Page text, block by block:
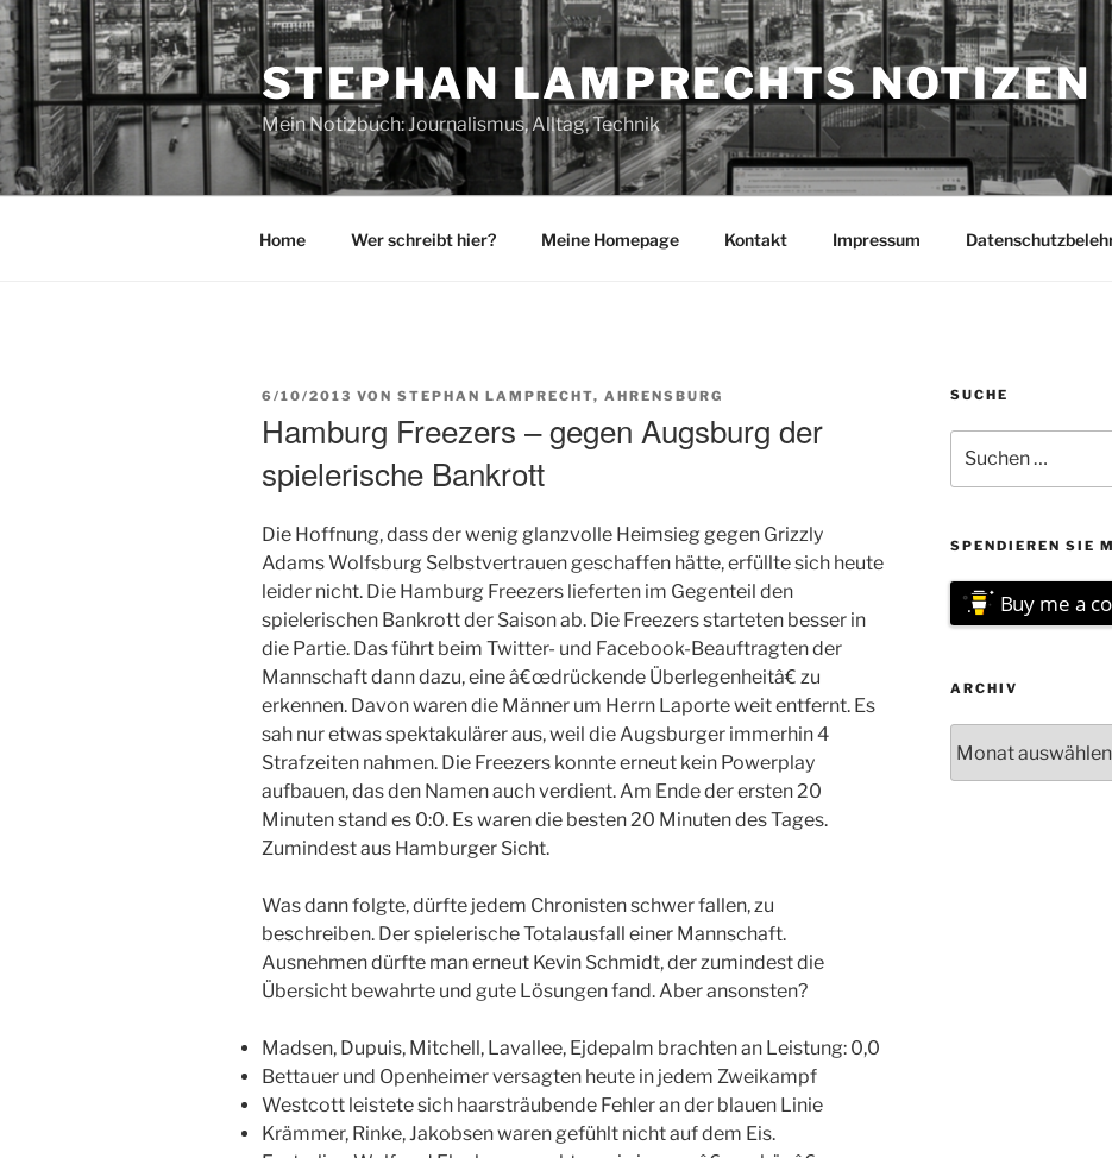
Zum
Inhalt
springen
STEPHAN LAMPRECHTS NOTIZEN
Mein Notizbuch: Journalismus, Alltag, Technik
Home Wer schreibt hier? Meine Homepage Kontakt Impressum
VERÖFFENTLICHT
6/10/2013 VON STEPHAN LAMPRECHT, AHRENSBURG
Hamburg Freezers – gegen Augsburg der
spielerische Bankrott
Die Hoffnung, dass der wenig glanzvolle Heimsieg gegen Grizzly
Adams Wolfsburg Selbstvertrauen geschaffen hätte, erfüllte sich heute
leider nicht. Die Hamburg Freezers lieferten im Gegenteil den
spielerischen Bankrott der Saison ab. Die Freezers starteten besser in
die Partie. Das führt beim Twitter- und Facebook-Beauftragten der
Mannschaft dann dazu, eine â€œdrückende Überlegenheitâ€ zu
erkennen. Davon waren die Männer um Herrn Laporte weit entfernt. Es
sah nur etwas spektakulärer aus, weil die Augsburger immerhin 4
Strafzeiten nahmen. Die Freezers konnte erneut kein Powerplay
aufbauen, das den Namen auch verdient. Am Ende der ersten 20
Minuten stand es 0:0. Es waren die besten 20 Minuten des Tages.
Zumindest aus Hamburger Sicht.
Was dann folgte, dürfte jedem Chronisten schwer fallen, zu
beschreiben. Der spielerische Totalausfall einer Mannschaft.
Ausnehmen dürfte man erneut Kevin Schmidt, der zumindest die
Übersicht bewahrte und gute Lösungen fand. Aber ansonsten?
Madsen, Dupuis, Mitchell, Lavallee, Ejdepalm brachten an Leistung: 0,0
Bettauer und Openheimer versagten heute in jedem Zweikampf
Westcott leistete sich haarsträubende Fehler an der blauen Linie
Krämmer, Rinke, Jakobsen waren gefühlt nicht auf dem Eis.
SUCHE
nach:
SPENDIEREN SIE
Buy me a
ARCHIV